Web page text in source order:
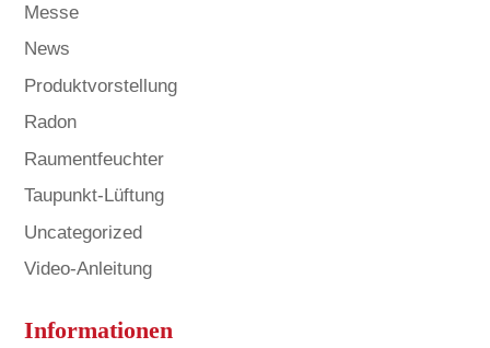
Messe
News
Produktvorstellung
Radon
Raumentfeuchter
Taupunkt-Lüftung
Uncategorized
Video-Anleitung
Informationen